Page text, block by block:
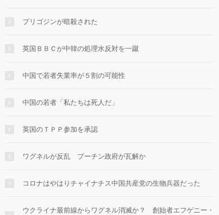
プリゴジンが暗殺された
英国ＢＢＣが中韓の処理水反対を一蹴
中国で若者失業率が５割の可能性
中国の若者「私たちは死人だ」
英国のＴＰＰ参加を承認
ワグネルが反乱 プーチン政府が瓦解か
コロナはやはりチャイナチス中国共産党の生物兵器だった
ウクライナ最前線からワグネル消滅か？ 創始者エフゲニー・